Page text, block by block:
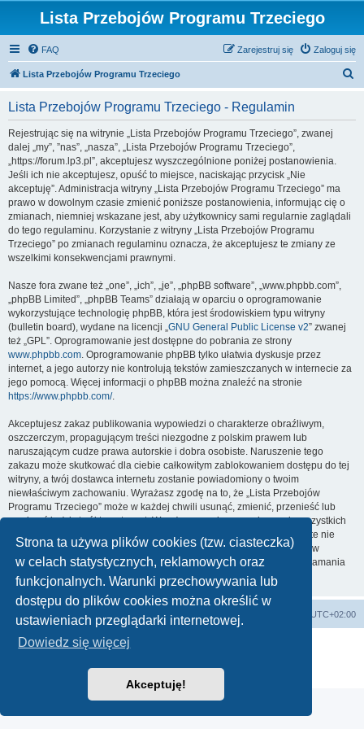
Strona ta używa plików cookies (tzw. ciasteczka)
w celach statystycznych, reklamowych oraz
funkcjonalnych. Warunki przechowywania lub
dostępu do plików cookies można określić w
ustawieniach przeglądarki internetowej.
Dowiedz się więcej
Akceptuję!
Lista Przebojów Programu Trzeciego
FAQ Zaloguj się
Zarejestruj się
Lista Przebojów Programu Trzeciego
Lista Przebojów Programu Trzeciego - Regulamin
Rejestrując się na witrynie „Lista Przebojów Programu Trzeciego”, zwanej
dalej „my”, ”nas”, „nasza”, „Lista Przebojów Programu Trzeciego”,
„https://forum.lp3.pl”, akceptujesz wyszczególnione poniżej postanowienia.
Jeśli ich nie akceptujesz, opuść to miejsce, naciskając przycisk „Nie
akceptuję”. Administracja witryny „Lista Przebojów Programu Trzeciego” ma
prawo w dowolnym czasie zmienić poniższe postanowienia, informując cię o
zmianach, niemniej wskazane jest, aby użytkownicy sami regularnie zaglądali
do tego regulaminu. Korzystanie z witryny „Lista Przebojów Programu
Trzeciego” po zmianach regulaminu oznacza, że akceptujesz te zmiany ze
wszelkimi konsekwencjami prawnymi.
Nasze fora zwane też „one”, „ich”, „je”, „phpBB software”, „www.phpbb.com”,
„phpBB Limited”, „phpBB Teams” działają w oparciu o oprogramowanie
wykorzystujące technologię phpBB, która jest środowiskiem typu witryny
(bulletin board), wydane na licencji „GNU General Public License v2” zwanej
też „GPL”. Oprogramowanie jest dostępne do pobrania ze strony
www.phpbb.com. Oprogramowanie phpBB tylko ułatwia dyskusje przez
internet, a jego autorzy nie kontrolują tekstów zamieszczanych w internecie za
jego pomocą. Więcej informacji o phpBB można znaleźć na stronie
https://www.phpbb.com/.
Akceptujesz zakaz publikowania wypowiedzi o charakterze obraźliwym,
oszczerczym, propagującym treści niezgodne z polskim prawem lub
naruszającym cudze prawa autorskie i dobra osobiste. Naruszenie tego
zakazu może skutkować dla ciebie całkowitym zablokowaniem dostępu do tej
witryny, a twój dostawca internetu zostanie powiadomiony o twoim
niewłaściwym zachowaniu. Wyrażasz zgodę na to, że „Lista Przebojów
Programu Trzeciego” może w każdej chwili usunąć, zmienić, przenieść lub
zamknąć każdy twój temat, post. Wyrażasz zgodę na zapisywanie wszystkich
podanych przez ciebie informacji w naszej bazie danych. Informacje te nie
będą przekazywane nikomu bez twojej zgody, ale ani „Lista Przebojów
Programu Trzeciego”, ani phpBB nie ponosi odpowiedzialności za włamania
do witryny, podczas których może dojść do kradzieży danych.
Lista Przebojów Programu Trzeciego UTC+02:00
Technologię dostarcza
Zasady ochrony danych osobowych